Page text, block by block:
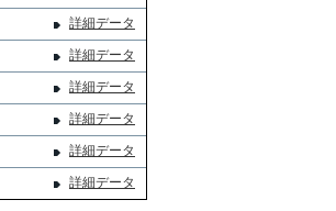
詳細データ
詳細データ
詳細データ
詳細データ
詳細データ
詳細データ